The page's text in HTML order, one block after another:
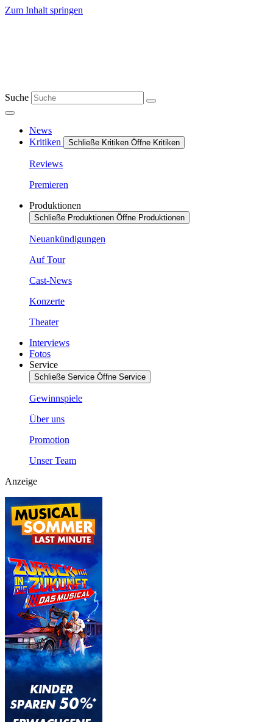
Zum Inhalt springen
Suche
News
Kritiken
Schließe Kritiken Öffne Kritiken
Reviews
Premieren
Produktionen
Schließe Produktionen Öffne Produktionen
Neuankündigungen
Auf Tour
Cast-News
Konzerte
Theater
Interviews
Fotos
Service
Schließe Service Öffne Service
Gewinnspiele
Über uns
Promotion
Unser Team
Anzeige